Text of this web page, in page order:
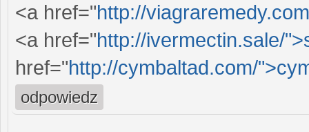
<a href="http://
<a href="http://ivermectin.sale/
href="http://cymbaltad.com/
odpowiedz